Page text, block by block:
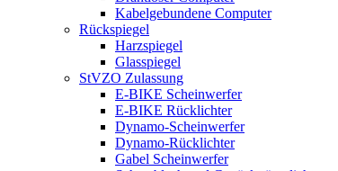
Kabelgebundene Computer
Rückspiegel
Harzspiegel
Glasspiegel
StVZO Zulassung
E-BIKE Scheinwerfer
E-BIKE Rücklichter
Dynamo-Scheinwerfer
Dynamo-Rücklichter
Gabel Scheinwerfer